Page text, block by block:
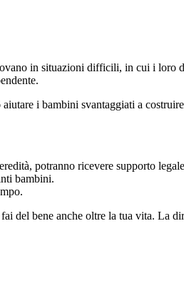
in situazioni difficili, in cui i loro
i bambini svantaggiati a
potranno ricevere supporto
bambini.
del bene anche oltre la tua vita. La